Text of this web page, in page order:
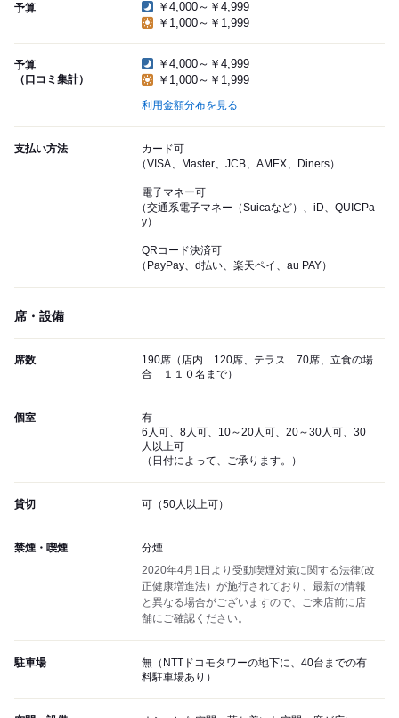
予算
￥4,000～￥4,999
￥1,000～￥1,999
予算
（口コミ集計）
￥4,000～￥4,999
￥1,000～￥1,999
利用金額分布を見る
支払い方法
カード可
（VISA、Master、JCB、AMEX、Diners）
電子マネー可
（交通系電子マネー（Suicaなど）、iD、QUICPa
y）
QRコード決済可
（PayPay、d払い、楽天ペイ、au PAY）
席・設備
席数
190席（店内 120席、テラス 70席、立食の場
合 １１０名まで）
個室
有
6人可、8人可、10～20人可、20～30人可、30
人以上可
（日付によって、ご承ります。）
貸切 可（50人以上可）
禁煙・喫煙
分煙
2020年4月1日より受動喫煙対策に関する法律(改
正健康増進法）が施行されており、最新の情報
と異なる場合がございますので、ご来店前に店
舗にご確認ください。
駐車場
無（NTTドコモタワーの地下に、40台までの有
料駐車場あり）